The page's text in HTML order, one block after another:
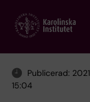
main
Publicerad:
15:04